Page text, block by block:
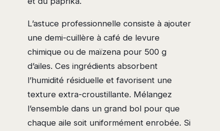
L’astuce professionnelle consiste à ajouter
une demi-cuillère à café de levure
chimique ou de maïzena pour 500 g
d’ailes. Ces ingrédients absorbent
l’humidité résiduelle et favorisent une
texture extra-croustillante. Mélangez
l’ensemble dans un grand bol pour que
chaque aile soit uniformément enrobée. Si